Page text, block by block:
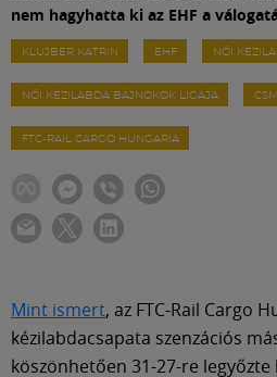
nem hagyhatta ki az EHF a
KLUJBER KATRIN EHF NŐI
NŐI KÉZILABDA BAJNOKOK LIGÁJA
FTC-RAIL CARGO HUNGARIA
Mint ismert, az FTC-Rail Cargo
kézilabdacsapata szenzációs
köszönhetően 31-27-re legyőzte
Meccscenter
Klub
Szolgáltatások
Shop
Közösség